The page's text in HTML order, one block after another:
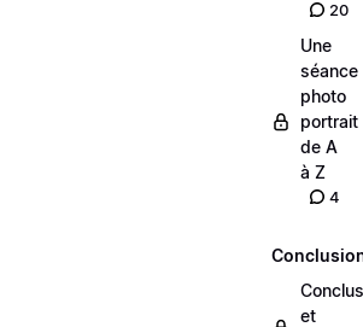
20
Une
séance
photo
portrait
de A
à Z
4
et